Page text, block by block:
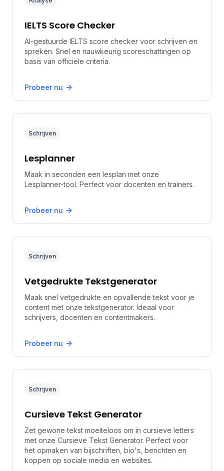
IELTS Score Checker
AI-gestuurde IELTS score checker voor schrijven en
spreken. Snel en nauwkeurig scoreschattingen op
basis van officiële criteria.
Probeer nu
Schrijven
Lesplanner
Maak in seconden een lesplan met onze
Lesplanner-tool. Perfect voor docenten en trainers.
Probeer nu
Schrijven
Vetgedrukte Tekstgenerator
Maak snel vetgedrukte en opvallende tekst voor je
content met onze tekstgenerator. Ideaal voor
schrijvers, docenten en contentmakers.
Probeer nu
Schrijven
Cursieve Tekst Generator
Zet gewone tekst moeiteloos om in cursieve letters
met onze Cursieve Tekst Generator. Perfect voor
het opmaken van bijschriften, bio's, berichten en
koppen op sociale media en websites.